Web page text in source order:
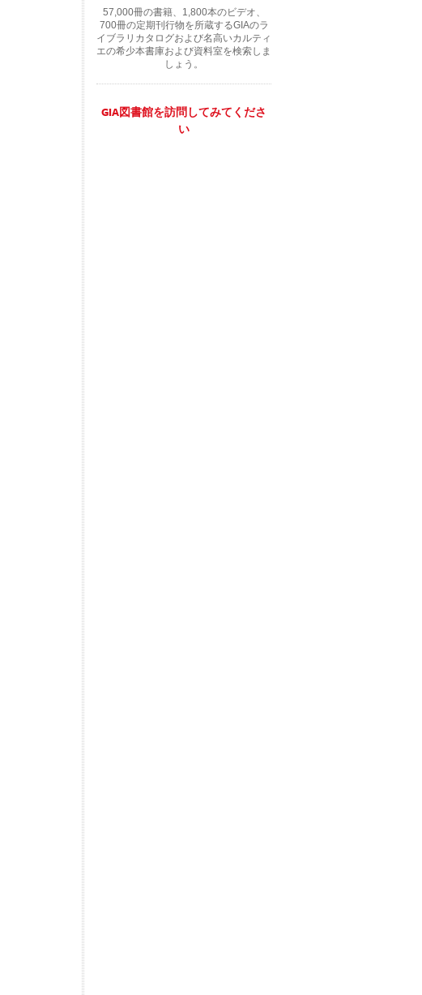
57,000冊の書籍、1,800本のビデオ、
700冊の定期刊行物を所蔵するGIAのラ
イブラリカタログおよび名高いカルティ
エの希少本書庫および資料室を検索しま
しょう。
GIA図書館を訪問してみてくださ
い